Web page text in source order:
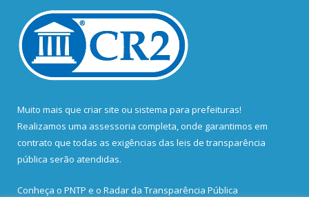
Muito mais que criar site ou sistema para prefeituras!
Realizamos uma assessoria completa, onde garantimos em
contrato que todas as exigências das leis de transparência
pública serão atendidas.
Conheça o PNTP e o Radar da Transparência Pública